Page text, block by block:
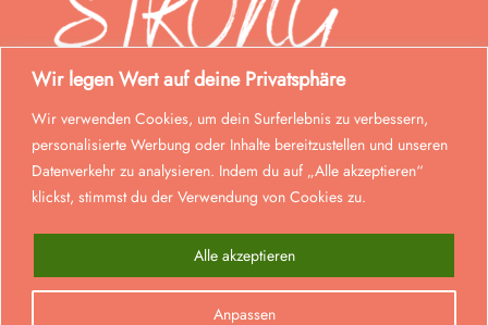
Wir legen Wert auf deine Privatsphäre
Wir verwenden Cookies, um dein Surferlebnis zu verbessern,
personalisierte Werbung oder Inhalte bereitzustellen und unseren
Datenverkehr zu analysieren. Indem du auf „Alle akzeptieren“
klickst, stimmst du der Verwendung von Cookies zu.
Anpassen
Alle akzeptieren
© Strong Mom 2023. Alle Rechte vorbehalten.